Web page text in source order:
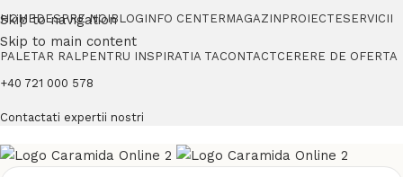
Skip to navigation
Skip to main content
HOMEDESPRE NOIBLOG INFO CENTERMAGAZIN PROIECTESERVICII
PALETAR RALPENTRU INSPIRATIA TACONTACTCERERE DE OFERTA
+40 721 000 578
Contactati expertii nostri